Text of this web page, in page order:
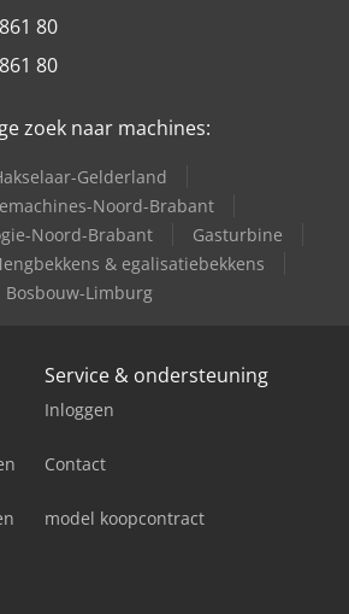
80
80
zoek naar machines:
Gelderland
Noord-Brabant
Noord-Brabant
Gasturbine
& egalisatiebekkens
Bosbouw-Limburg
Service & ondersteuning
Inloggen
Contact
model koopcontract